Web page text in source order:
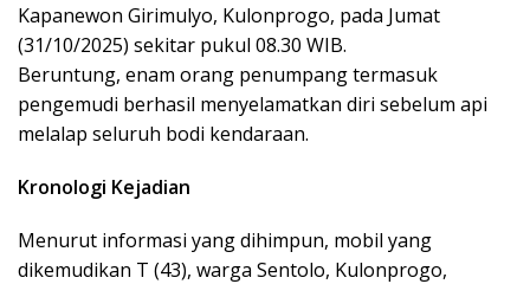
Kapanewon Girimulyo, Kulonprogo, pada Jumat
(31/10/2025) sekitar pukul 08.30 WIB.
Beruntung, enam orang penumpang termasuk
pengemudi berhasil menyelamatkan diri sebelum api
melalap seluruh bodi kendaraan.
Kronologi Kejadian
Menurut informasi yang dihimpun, mobil yang
dikemudikan T (43), warga Sentolo, Kulonprogo,